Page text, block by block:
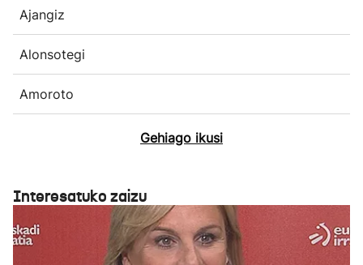
Ajangiz
Alonsotegi
Amoroto
Gehiago ikusi
Interesatuko zaizu